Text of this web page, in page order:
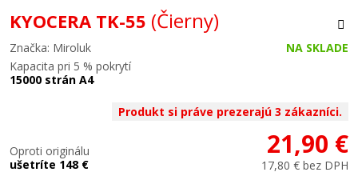
KYOCERA TK-55 (Čierny)
Značka: Miroluk
NA SKLADE
Kapacita pri 5 % pokrytí
15000 strán A4
Produkt si práve prezerajú 3 zákazníci.
Oproti originálu
ušetríte 148 €
21,90 €
17,80 € bez DPH